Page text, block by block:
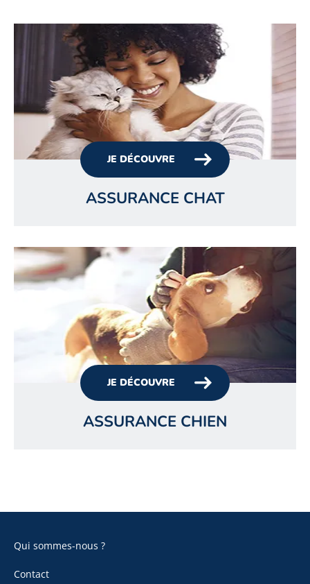
JE DÉCOUVRE
ASSURANCE CHAT
JE DÉCOUVRE
ASSURANCE CHIEN
Qui sommes-nous ?
Contact